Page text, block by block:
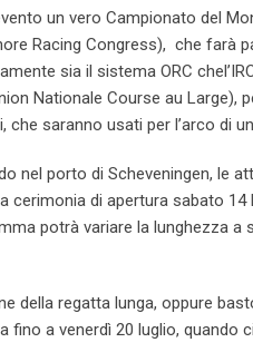
un vero Campionato del
Racing Congress), che farà
sia il sistema ORC
Nationale Course au
saranno usati per l’arco di
nel porto di Scheveningen, le
cerimonia di apertura sabato
potrà variare la lunghezza
della regatta lunga, oppure
a venerdì 20 luglio, quando